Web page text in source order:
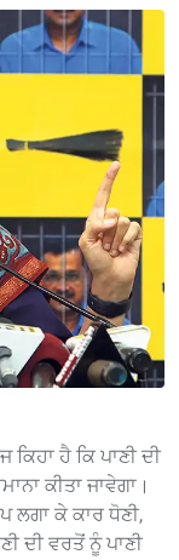
ਹੈ ਕਿ ਪਾਣੀ ਦੀ
ਕੀਤਾ ਜਾਵੇਗਾ।
ਲਗਾ ਕੇ ਕਾਰ ਧੋਣੀ,
ਦੀ ਵਰਤੋਂ ਨੂੰ ਪਾਣੀ